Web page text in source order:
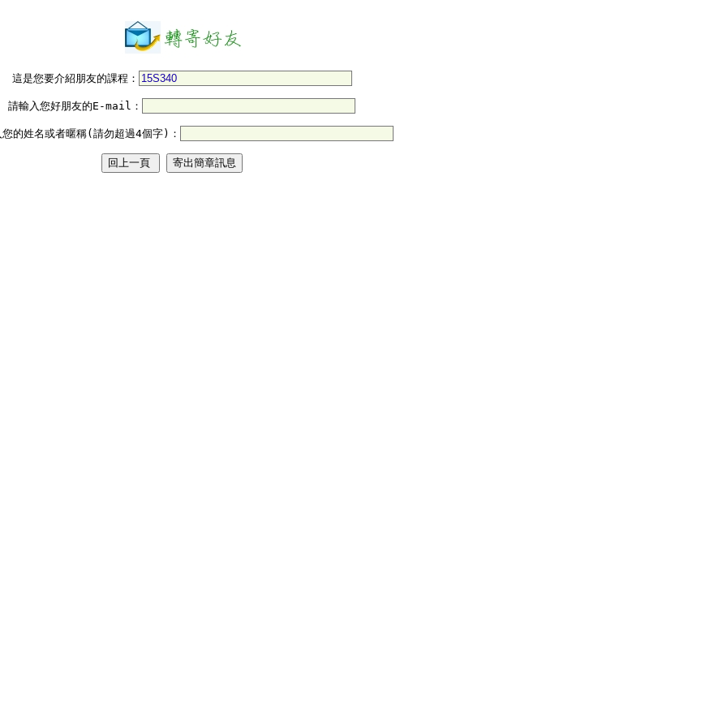
這是您要介紹朋友的課程：
請輸入您好朋友的E-mail：
您的姓名或者暱稱(請勿超過4個字)：